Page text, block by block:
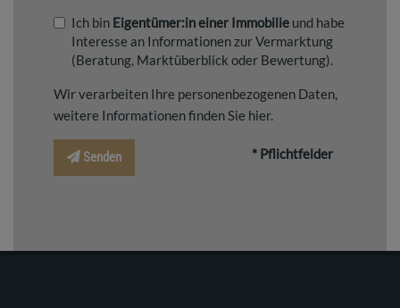
Ich bin Eigentümer:in einer Immobilie und habe
Interesse an Informationen zur Vermarktung
(Beratung, Marktüberblick oder Bewertung).
Wir verarbeiten Ihre personenbezogenen Daten,
weitere Informationen finden Sie hier.
Senden * Pflichtfelder